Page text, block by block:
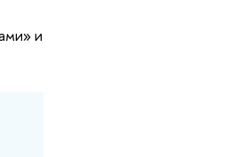
и